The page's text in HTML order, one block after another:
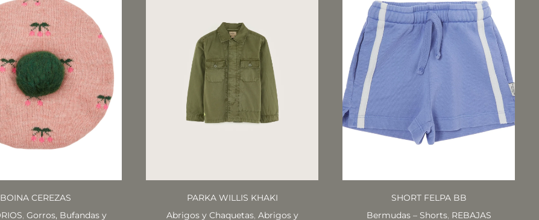
BOINA CEREZAS
, Gorros, Bufandas y
PARKA WILLIS KHAKI
Abrigos y Chaquetas, Abrigos y
SHORT FELPA BB
Bermudas – Shorts, REBAJAS